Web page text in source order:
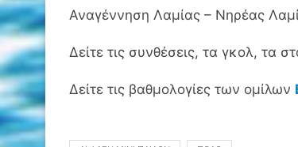
Αναγέννηση Λαμίας – Νηρέας
Δείτε τις συνθέσεις, τα γκολ, τα
Δείτε τις βαθμολογίες των ομίλων